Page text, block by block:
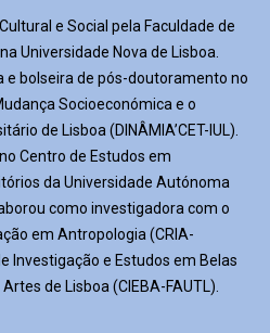
e Social pela Faculdade de
Universidade Nova de Lisboa.
bolseira de pós-doutoramento no
Socioeconómica e o
de Lisboa (DINÂMIA’CET-IUL).
Centro de Estudos em
da Universidade Autónoma
como investigadora com o
em Antropologia (CRIA-
Investigação e Estudos em Belas
de Lisboa (CIEBA-FAUTL).